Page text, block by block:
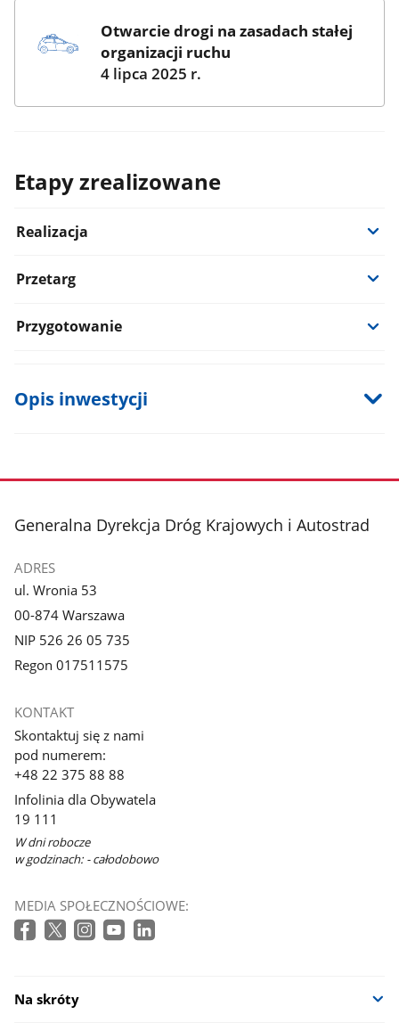
Otwarcie drogi na zasadach stałej
organizacji ruchu
4 lipca 2025 r.
Etapy zrealizowane
Realizacja
Przetarg
Przygotowanie
Opis inwestycji
stopka
Generalna Dyrekcja Dróg Krajowych i Autostrad
ADRES
ul. Wronia 53
00-874 Warszawa
NIP 526 26 05 735
Regon 017511575
KONTAKT
Skontaktuj się z nami
pod numerem:
+48 22 375 88 88
Infolinia dla Obywatela
19 111
W dni robocze
w godzinach: - całodobowo
MEDIA SPOŁECZNOŚCIOWE:
Na skróty